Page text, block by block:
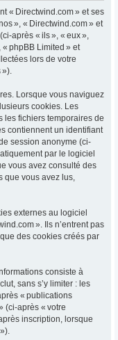
« Directwind.com » et ses
», « Directwind.com » et
après « ils », « eux »,
phpBB Limited » et
lors de votre
Lorsque vous naviguez
cookies. Les
les fichiers temporaires de
contiennent un identifiant
session anonyme (ci-
par le logiciel
vous avez consulté des
que vous avez lus,
externes au logiciel
». Ils n’entrent pas
des cookies créés par
consiste à
sans s’y limiter : les
« publications
(ci-après « votre
inscription, lorsque